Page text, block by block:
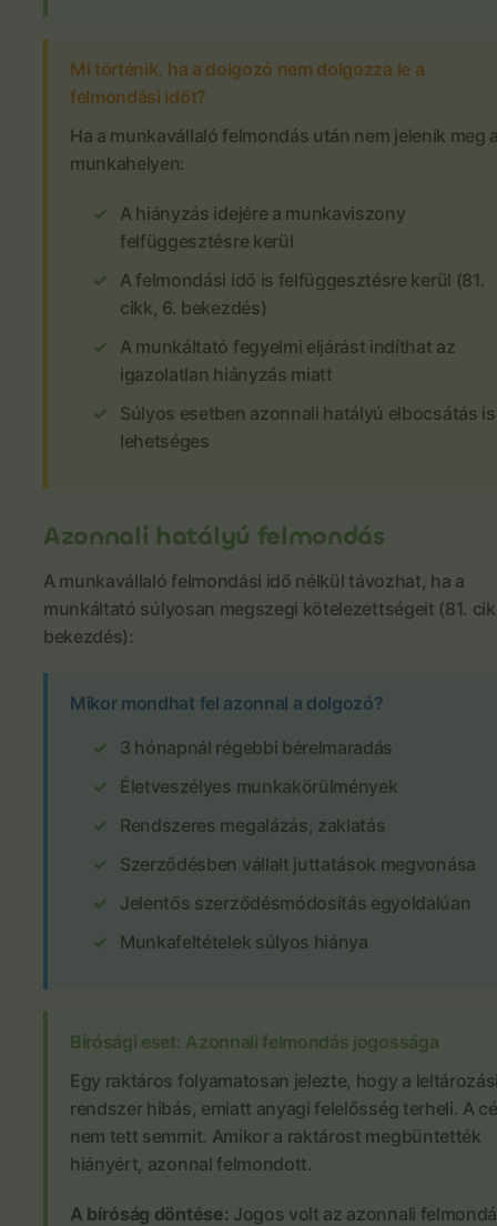
Mi történik, ha a dolgozó nem dolgozza le a
felmondási időt?
Ha a munkavállaló felmondás után nem jelenik meg
munkahelyen:
A hiányzás idejére a munkaviszony
felfüggesztésre kerül
A felmondási idő is felfüggesztésre kerül (81.
cikk, 6. bekezdés)
A munkáltató fegyelmi eljárást indíthat az
igazolatlan hiányzás miatt
Súlyos esetben azonnali hatályú elbocsátás is
lehetséges
Azonnali hatályú felmondás
A munkavállaló felmondási idő nélkül távozhat, ha a
munkáltató súlyosan megszegi kötelezettségeit (81.
bekezdés):
Mikor mondhat fel azonnal a dolgozó?
3 hónapnál régebbi bérelmaradás
Életveszélyes munkakörülmények
Rendszeres megalázás, zaklatás
Szerződésben vállalt juttatások megvonása
Jelentős szerződésmódosítás egyoldalúan
Munkafeltételek súlyos hiánya
Bírósági eset: Azonnali felmondás jogossága
Egy raktáros folyamatosan jelezte, hogy a
rendszer hibás, emiatt anyagi felelősség terheli. A
nem tett semmit. Amikor a raktárost megbüntették
hiányért, azonnal felmondott.
A bíróság döntése: Jogos volt az azonnali